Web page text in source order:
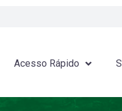
Acesso Rápido